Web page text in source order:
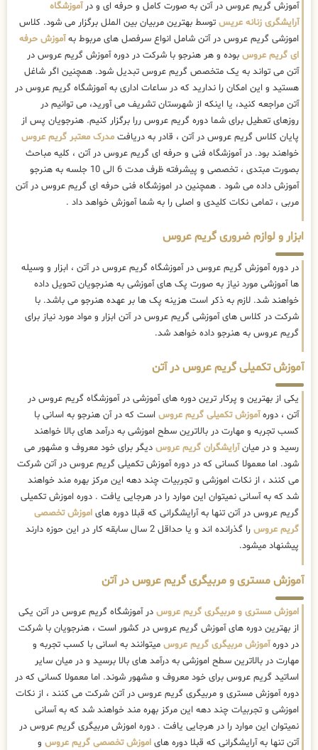
آموزش گریم عروس در آتن به صورت کامل و حرفه ای و درآموزشگاه
آرایشگری زنانه عریس توسط بهترین مربیان بین الملل برگزار می شود. کلاس
اموزشی گریم عروس در آتن شامل انواع سرفصل های مربوط بهآموزش حرفه
ای گریم عروس بوده و هر هنرجو با شرکت در دوره آموزش گریم عروس در
آتن می تواند به یک متخصص گریم عروس تبدیل شود. همچنین اگر شاغل
هستید و این امکان را ندارید که در ساعات اداری به آموزشگاه گریم عروس در
آتن مراجعه کنید، یا اینکه از شهرستان تشریف می آورید، می توانیم در
روزهای تعطیل برای شما دوره گریم عروس ررا برگزار کنیم. هنرجویان پس از
پایان کلاس گریم عروس در آتن ، قادر به دریافت مدرک معتبر گریم عروس
خواهند بود. در آموزشگاه فنی و حرفه ای گریم عروس در آتن ، کلیه مباحث
بصورت مبتدی ، تخصصی و پیشرفته ظرف مدت 6 الی 10 جلسه به هنرجو
آموزش داده می شود . همچنین در اموزشگاه فنی حرفه ای گریم عروس در آتن
مربی ، تمامی نکات کلیدی و اصلی را به شما آموزش خواهد داد .
ابزار و لوازم ضروری گریم عروس
در دوره آموزش گریم عروس در آموزشگاه گریم عروس در آتن ، ابزار و وسیله
ها آموزشی مورد نیاز به صورت پک های آموزشی به هنرجویان تحویل داده
خواهند شد. لازم به ذکر است هزینه پک ها بر عهده هنرجو می باشد. با
شرکت در کلاس های آموزشی گریم عروس در آتن ابزار و مواد مورد نیاز برای
گریم عروس به هنرجو داده خواهد شد.
آموزش تکمیلی گریم عروس در آتن
یکی از بهترین و پرکار ترین دوره های آموزشی در آموزشگاه گریم عروس در
آتن ، دورهآموزش تکمیلی گریم عروس است که در آن هنرجو به اسانی با
کسب تجربه و مهارت در بالاترین سطح اموزشی به درآمد های بالا خواهند
رسید و در میانآرایشگران گریم عروس دیگر برای خود معروف و مشهور می
شود. اما معمولا کسانی که در دوره آموزش تکمیلی گریم عروس در آتن شرکت
می کنند ، از نکات اموزشی و تجربیات چند دهه این مرکز بهره مند خواهند
شد که به آسانی نمیتوان این موارد را در هرجایی یافت . دوره اموزش تکمیلی
گریم عروس در آتن تنها به آرایشگرانی که قبلا دوره های اموزش تخصصی
گریم عروس
را گذرانده اند و یا حداقل 2 سال سابقه کار در این حوزه دارند
پیشنهاد میشود.
آموزش مستری و مربیگری گریم عروس در آتن
اموزش مستری و مربیگری گریم عروس در آموزشگاه گریم عروس در آتن یکی
از بهترین دوره های آموزش گریم عروس در کشور است ، هنرجویان با شرکت
در دورهآموزش مربیگری گریم عروس میتوانند به اسانی با کسب تجربه و
مهارت در بالاترین سطح اموزشی به درآمد های بالا برسید و در میان سایر
اساتید گریم عروس برای خود معروف و مشهور شوند. اما معمولا کسانی که در
دوره آموزش مستری و مربیگری گریم عروس در آتن شرکت می کنند ، از نکات
اموزشی و تجربیات چند دهه این مرکز بهره مند خواهند شد که به آسانی
نمیتوان این موارد را در هرجایی یافت . دوره اموزش مربیگری گریم عروس در
آتن تنها به آرایشگرانی که قبلا دوره های اموزش تخصصی گریم عروس و